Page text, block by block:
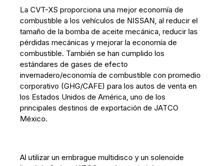
La CVT-XS proporciona una mejor economía de
combustible a los vehículos de NISSAN, al reducir el
tamaño de la bomba de aceite mecánica, reducir las
pérdidas mecánicas y mejorar la economía de
combustible. También se han cumplido los
estándares de gases de efecto
invernadero/economía de combustible con promedio
corporativo (GHG/CAFE) para los autos de venta en
los Estados Unidos de América, uno de los
principales destinos de exportación de JATCO
México.
Al utilizar un embrague multidisco y un solenoide